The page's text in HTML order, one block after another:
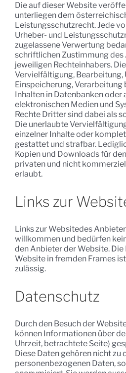
Die auf dieser Website
unterliegen dem
Leistungsschutzrecht. Jede
Urheber- und
zugelassene Verwertung
schriftlichen Zustimmung des
jeweiligen Rechteinhabers.
Vervielfältigung, Bearbeitung,
Einspeicherung, Verarbeitung
Inhalten in Datenbanken oder
elektronischen Medien und
Rechte Dritter sind dabei als
Die unerlaubte
einzelner Inhalte oder
gestattet und strafbar.
Kopien und Downloads für
privaten und nicht
erlaubt.
Links zur
Links zur Websitedes
willkommen und bedürfen
den Anbieter der Website.
Website in fremden Frames
zulässig.
Datenschutz
Durch den Besuch der
können Informationen über
Uhrzeit, betrachtete Seite)
Diese Daten gehören nicht zu
personenbezogenen Daten,